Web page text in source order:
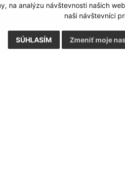
na analýzu návštevnosti našich
naši návštevníci
SÚHLASÍM Zmeniť moje